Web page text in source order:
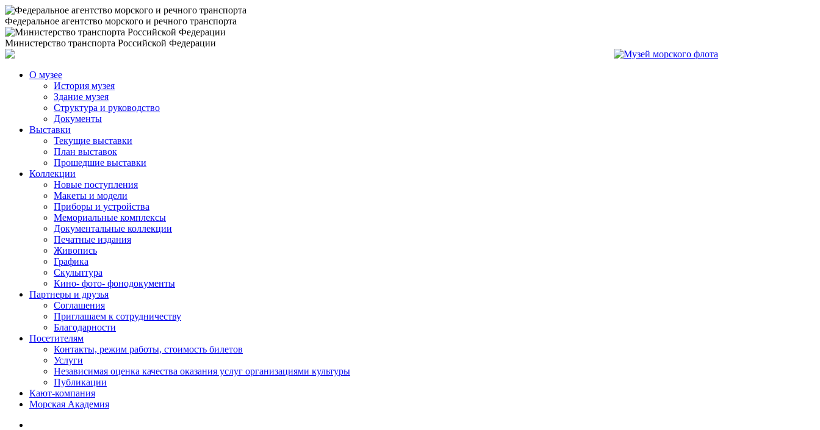
Федеральное агентство морского и речного транспорта
Министерство транспорта Российской Федерации
О музее
История музея
Здание музея
Структура и руководство
Документы
Выставки
Текущие выставки
План выставок
Прошедшие выставки
Коллекции
Новые поступления
Макеты и модели
Приборы и устройства
Мемориальные комплексы
Документальные коллекции
Печатные издания
Живопись
Графика
Скульптура
Кино- фото- фонодокументы
Партнеры и друзья
Соглашения
Приглашаем к сотрудничеству
Благодарности
Посетителям
Контакты, режим работы, стоимость билетов
Услуги
Независимая оценка качества оказания услуг организациями культуры
Публикации
Кают-компания
Морская Академия